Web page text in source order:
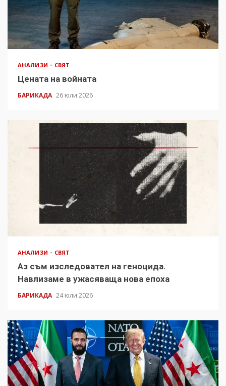
АНАЛИЗИ СВЯТ
Цената на войната
БАРИКАДА 26 юли 2026
АНАЛИЗИ СВЯТ
Аз съм изследовател на геноцида.
Навлизаме в ужасяваща нова епоха
БАРИКАДА 24 юли 2026